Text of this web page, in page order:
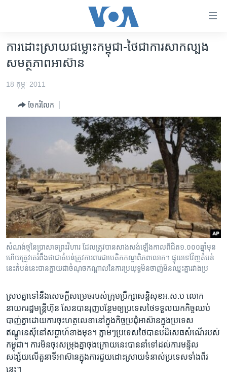
គេហទំព័រ​
និង​
ទំព័រ​
តែ​
ម្តង
រំលង​
និង​
ចូល​
ទៅ​
ទំព័រ​
រចនា
សម្ព័ន្ធ​
រំលង​
និង​
កាន់​
ទំព័រ​
ស្វែង​
រក
កម្ពុជា
អន្តរជាតិ
អាមេរិក
ចិន
កម្ពុជាច្នៃប្រតិដ្ឋ
ព្រឹត្តិការណ៍ព័ត៌មាន
ទូរទស្សន៍ / វីដេអូ​
វិទ្យុ / ផតខាសថ៍
កម្មវិធីទាំងអស់
Khmer English
បណ្តាញ​សង្គម
ភាសា
ការដោះ​ស្រាយ​ជម្លោះ​កម្ពុជា-ថៃ​ជា​ការសាកល្បង​
សមត្ថភាព​អាស៊ាន
18 កុម្ភៈ 2011
ចែករំលែក
សំណង់​ថ្ម​នៃ​ប្រាសាទ​ព្រះវិហារ ដែល​ត្រូវ​បាន​សាង​សង់​ឡើង​កាល​ពី​​ជិត​១.០០០ឆ្នាំ​មុន
ហើយ​ត្រូវ​គេ​រំពឹង​ថាជា​តំបន់ត្រូវ​ការពារ​ជា​​បេតិកភណ្ឌ​ពិភពលោក។ ផ្ទុយ​ទៅ​វិញ​តំបន់​
នេះ​តំបន់​នេះ​បាន​ក្លាយ​ជា​ចំណុច​កណ្តាល​នៃ​ការ​ប្រយុទ្ធ​មិន​ចាញ់​មិន​ឈ្នះ​គ្នា​រវាង​ប្រ
ស្របគ្នា​ទៅ​នឹង​សេចក្តី​សម្រេច​របស់​ក្រុម​ប្រឹក្សា​សន្តិសុខ​អ.ស.ប​ លោក​
នាយក​រដ្ឋមន្ត្រី​ហ៊ុន សែន​បាន​រុញ​បន្ថែម​ឲ្យ​ប្រទេស​ថៃ​ទទួល​យក​កិច្ច​ឈប់​
បាញ់​គ្នា​ដោយ​ការចុះ​ហត្ថ​លេខានៅ​ក្នុង​កិច្ច​ប្រជុំ​អាស៊ាន​ក្នុង​ប្រទេស​
ឥណ្ឌូនេស៊ី​នៅ​សប្តាហ៍​ខាង​មុខ។​ ភ្លាមៗ​ប្រទេស​ថៃ​បាន​បដិសេធ​សំណើ​របស់​
កម្ពុជា។ ការ​មិន​ចុះ​សម្រុង​គ្នា​ចុង​ក្រោយ​នេះ​បាន​នាំ​ទៅ​ដល់​ការមន្ទិល​
សង្ស័យ​លើ​តួ​នាទី​អាស៊ាន​ក្នុង​ការជួយ​ដោះ​ស្រាយ​ទំនាស់​ប្រទេស​ទាំងពីរ​
នេះ។